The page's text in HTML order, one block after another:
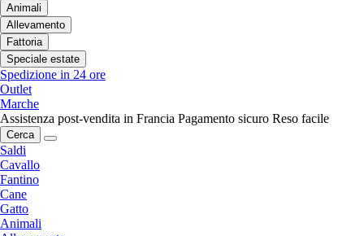
Animali
Allevamento
Fattoria
Speciale estate
Spedizione in 24 ore
Outlet
Marche
Assistenza post-vendita in Francia Pagamento sicuro Reso facile
Cerca
Saldi
Cavallo
Fantino
Cane
Gatto
Animali